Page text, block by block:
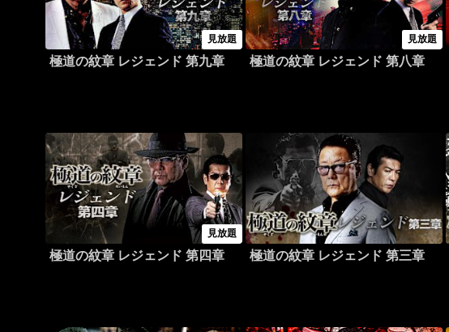
見放題
極道の紋章 レジェンド 第九章
見放題
極道の紋章 レジェンド 第八章
見放題
極道の紋章 レジェンド 第四章 極道の紋章 レジェンド 第三章